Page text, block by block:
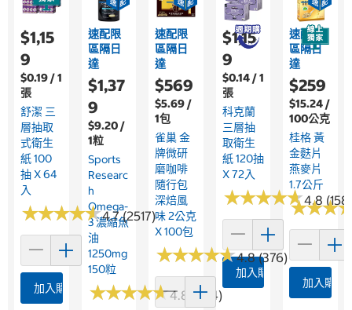
$1,15
9
$0.19 / 1
張
舒潔 三
層抽取
式衛生
紙 100
抽 X 64
入
★★★★★
★★★★★4.7 (2517)
加入購物車
速配限
區隔日
達
$1,37
9
$9.20 /
1粒
Sports
Researc
H
Omega-
3 濃縮魚
油
1250mg
150粒
★★★★★
★★★★★4.8 (364)
速配限
區隔日
達
$569
$5.69 /
1包
雀巢 金
牌微研
磨咖啡
隨行包
深焙風
味 2公克
X 100包
★★★★★
★★★★★4.8 (376)
$1,15
9
$0.14 / 1
張
科克蘭
三層抽
取衛生
紙 120抽
X 72入
★★★★★
★★★★★4.8
加入購物車
速配限
區隔日
達
$259
$15.24 /
100公克
桂格 黃
金麩片
燕麥片
1.7公斤
★★★
★★★
加入購物